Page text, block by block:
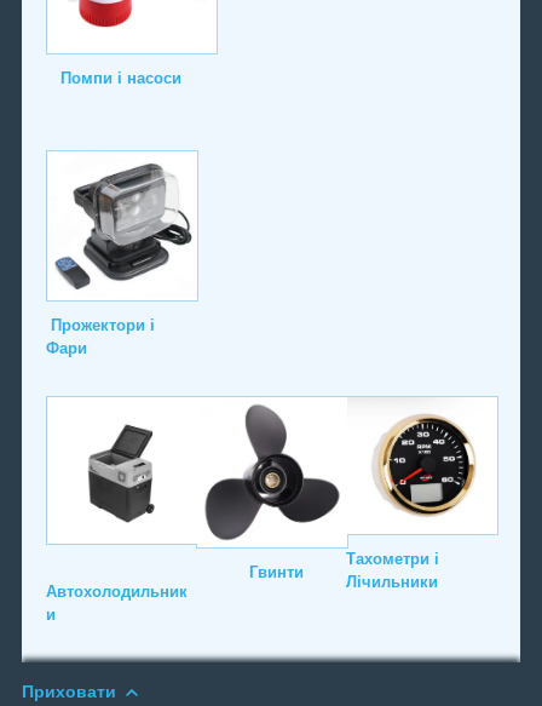
Помпи і насоси
Прожектори і
Фари
Автохолодильник
и
Гвинти
Тахометри і
Лічильники
Приховати